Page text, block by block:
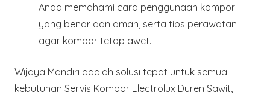
Anda memahami cara penggunaan kompor
yang benar dan aman, serta tips perawatan
agar kompor tetap awet.
Wijaya Mandiri adalah solusi tepat untuk semua
kebutuhan Servis Kompor Electrolux Duren Sawit,